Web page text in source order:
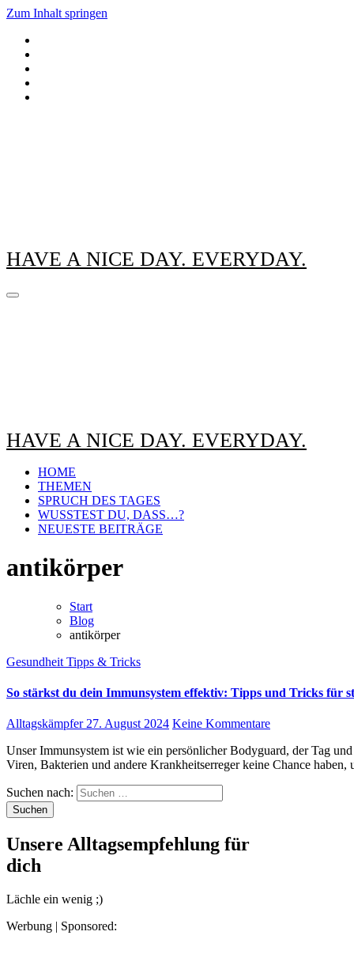
Zum Inhalt springen
HAVE A NICE DAY. EVERYDAY.
HAVE A NICE DAY. EVERYDAY.
HOME
THEMEN
SPRUCH DES TAGES
WUSSTEST DU, DASS…?
NEUESTE BEITRÄGE
antikörper
Start
Blog
antikörper
Gesundheit Tipps & Tricks
So stärkst du dein Immunsystem effektiv: Tipps und Tricks für
Alltagskämpfer27. August 2024 Keine Kommentare
Unser Immunsystem ist wie ein persönlicher Bodyguard, der Tag und Nacht darauf achtet, dass schädliche Eindringlinge wie
Viren, Bakterien und andere Krankheitserreger keine Chance
Suchen nach:
Unsere Alltagsempfehlung für
dich
Lächle ein wenig ;)
Werbung | Sponsored: